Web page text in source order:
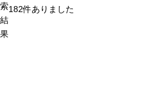
索
結
果
182件ありました